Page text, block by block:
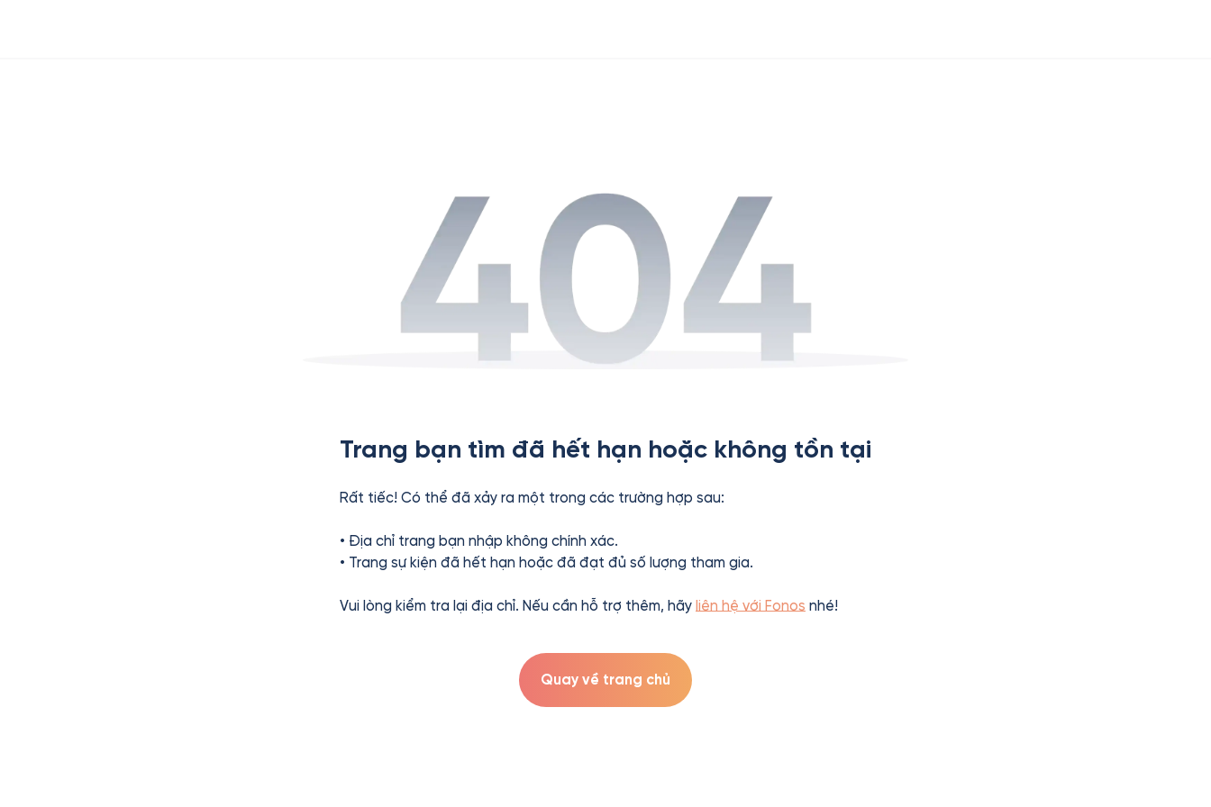
Trang bạn tìm đã hết hạn hoặc không tồn tại
Rất tiếc! Có thể đã xảy ra một trong các trường hợp sau:
• Địa chỉ trang bạn nhập không chính xác.
• Trang sự kiện đã hết hạn hoặc đã đạt đủ số lượng tham gia.
Vui lòng kiểm tra lại địa chỉ. Nếu cần hỗ trợ thêm, hãy liên hệ với Fonos nhé!
Quay về trang chủ